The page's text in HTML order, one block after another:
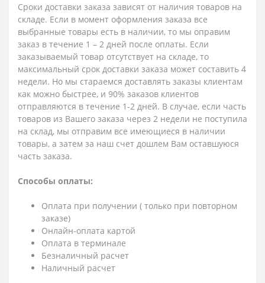
Сроки доставки заказа зависят от наличия товаров на
складе. Если в момент оформления заказа все
выбранные товары есть в наличии, то мы оправим
заказ в течение 1 – 2 дней после оплаты. Если
заказываемый товар отсутствует на складе, то
максимальный срок доставки заказа может составить 4
недели. Но мы стараемся доставлять заказы клиентам
как можно быстрее, и 90% заказов клиентов
отправляются в течение 1-2 дней. В случае, если часть
товаров из Вашего заказа через 2 недели не поступила
на склад, мы отправим все имеющиеся в наличии
товары, а затем за наш счет дошлем Вам оставшуюся
часть заказа.
Способы оплаты:
Оплата при получении ( только при повторном
заказе)
Онлайн-оплата картой
Оплата в терминале
Безналичный расчет
Наличный расчет